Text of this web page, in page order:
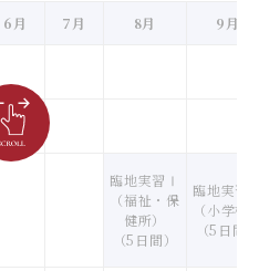
ップを通し、英会話は伝
ました。
伝わる文章力 給食管
6月 7月 8月 9月
臨地実習Ⅰ
（福祉・保
健所）
（5日間）
臨地実習
（小学校
（5日間